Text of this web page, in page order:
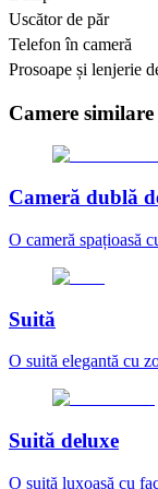
Uscător de păr
Telefon în cameră
Prosoape și lenjerie
Camere similare
Cameră dublă
O cameră spațioasă
Suită
O suită elegantă cu
Suită deluxe
O suită luxoasă cu